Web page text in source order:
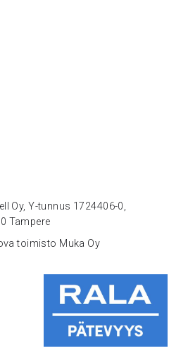
Oy, Y-tunnus 1724406-0,
Tampere
toimisto Muka Oy